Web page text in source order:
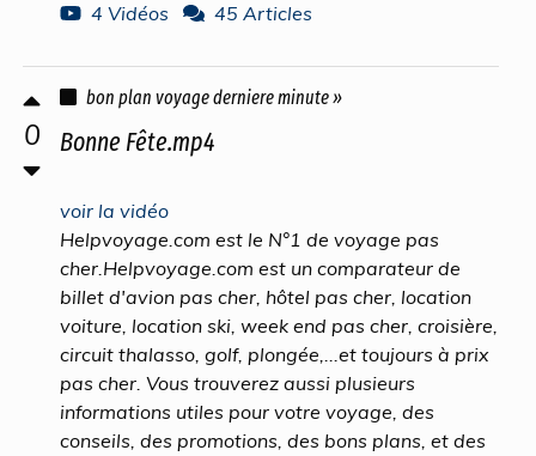
4 Vidéos
45 Articles
0
bon plan voyage derniere minute »
Bonne Fête.mp4
voir la vidéo
Helpvoyage.com est le N°1 de voyage pas
cher.Helpvoyage.com est un comparateur de
billet d'avion pas cher, hôtel pas cher, location
voiture, location ski, week end pas cher, croisière,
circuit thalasso, golf, plongée,...et toujours à prix
pas cher. Vous trouverez aussi plusieurs
informations utiles pour votre voyage, des
conseils, des promotions, des bons plans, et des